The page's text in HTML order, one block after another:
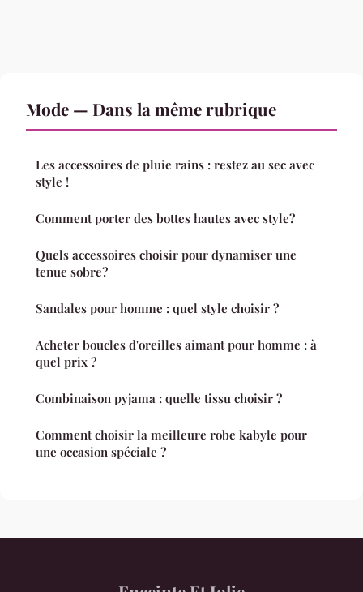
Mode — Dans la même rubrique
Les accessoires de pluie rains : restez au sec avec
style !
Comment porter des bottes hautes avec style?
Quels accessoires choisir pour dynamiser une
tenue sobre?
Sandales pour homme : quel style choisir ?
Acheter boucles d'oreilles aimant pour homme : à
quel prix ?
Combinaison pyjama : quelle tissu choisir ?
Comment choisir la meilleure robe kabyle pour
une occasion spéciale ?